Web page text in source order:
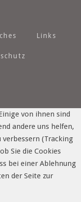
Links
von ihnen sind
andere uns helfen,
(Tracking
Sie die Cookies
bei einer Ablehnung
der Seite zur